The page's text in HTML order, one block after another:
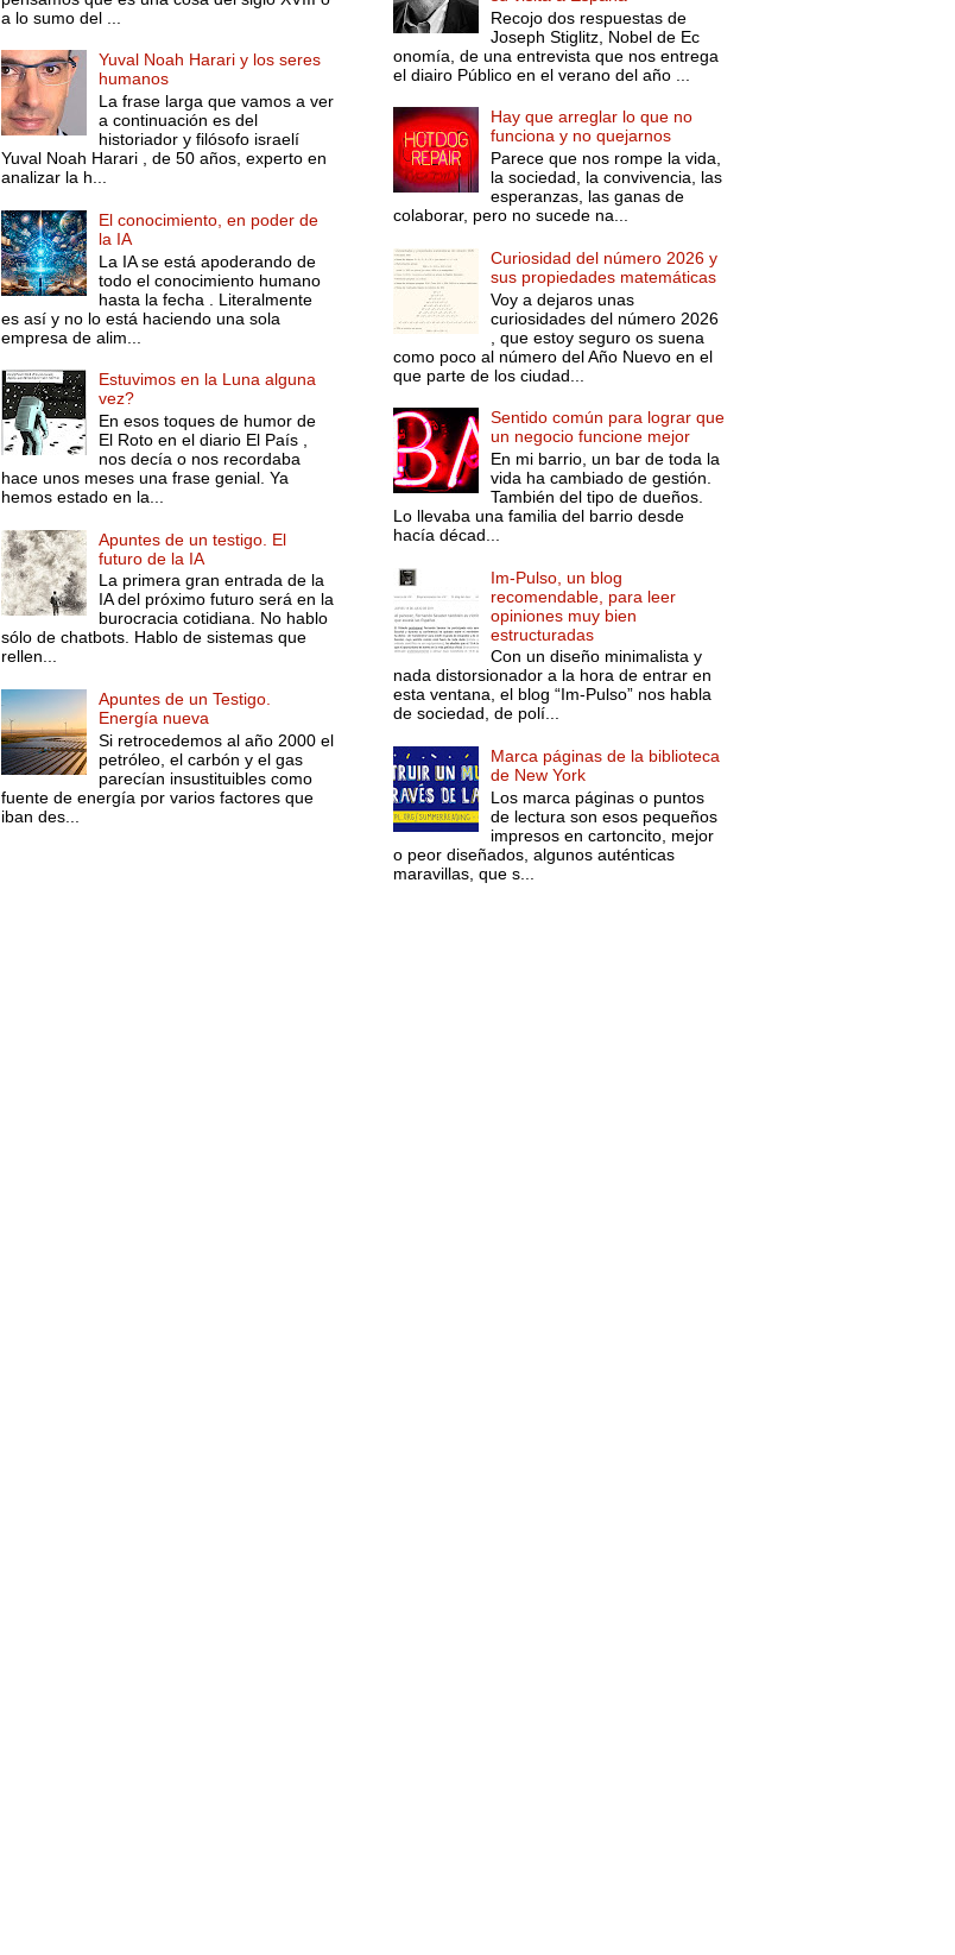
a lo sumo del ...
Yuval Noah Harari y los seres
humanos
La frase larga que vamos a ver
a continuación es del
historiador y filósofo israelí
Yuval Noah Harari , de 50 años, experto en
analizar la h...
El conocimiento, en poder de
la IA
La IA se está apoderando de
todo el conocimiento humano
hasta la fecha . Literalmente
es así y no lo está haciendo una sola
empresa de alim...
Estuvimos en la Luna alguna
vez?
En esos toques de humor de
El Roto en el diario El País ,
nos decía o nos recordaba
hace unos meses una frase genial. Ya
hemos estado en la...
Apuntes de un testigo. El
futuro de la IA
La primera gran entrada de la
IA del próximo futuro será en la
burocracia cotidiana. No hablo
sólo de chatbots. Hablo de sistemas que
rellen...
Apuntes de un Testigo.
Energía nueva
Si retrocedemos al año 2000 el
petróleo, el carbón y el gas
parecían insustituibles como
fuente de energía por varios factores que
iban des...
Recojo dos respuestas de
Joseph Stiglitz, Nobel de Ec
onomía, de una entrevista que nos entrega
el diairo Público en el verano del año ...
Hay que arreglar lo que no
funciona y no quejarnos
Parece que nos rompe la vida,
la sociedad, la convivencia, las
esperanzas, las ganas de
colaborar, pero no sucede na...
Curiosidad del número 2026 y
sus propiedades matemáticas
Voy a dejaros unas
curiosidades del número 2026
, que estoy seguro os suena
como poco al número del Año Nuevo en el
que parte de los ciudad...
Sentido común para lograr que
un negocio funcione mejor
En mi barrio, un bar de toda la
vida ha cambiado de gestión.
También del tipo de dueños.
Lo llevaba una familia del barrio desde
hacía décad...
Im-Pulso, un blog
recomendable, para leer
opiniones muy bien
estructuradas
Con un diseño minimalista y
nada distorsionador a la hora de entrar en
esta ventana, el blog “Im-Pulso” nos habla
de sociedad, de polí...
Marca páginas de la biblioteca
de New York
Los marca páginas o puntos
de lectura son esos pequeños
impresos en cartoncito, mejor
o peor diseñados, algunos auténticas
maravillas, que s...